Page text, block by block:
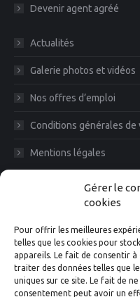
Gérer le
cookies
Pour offrir les meilleures
telles que les cookies pour
appareils. Le fait de consentir
traiter des données telles que
uniques sur ce site. Le fait de
consentement peut avoir un
Devenir agent agréé
Actualités
Galerie photos et vidéos
Nos offres d’emploi
Conditions générales de
Mentions légales
Diam News,